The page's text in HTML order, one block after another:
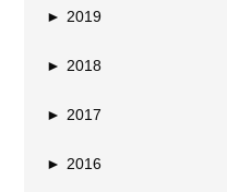
► 2019
► 2018
► 2017
► 2016